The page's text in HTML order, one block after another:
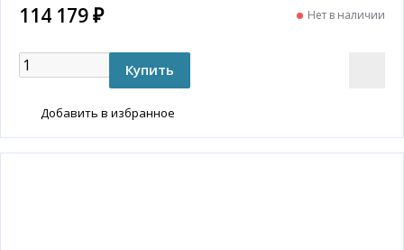
114 179 ₽ Нет в наличии
Добавить в избранное